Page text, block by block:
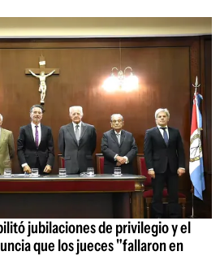
jubilaciones de privilegio y el
que los jueces "fallaron en